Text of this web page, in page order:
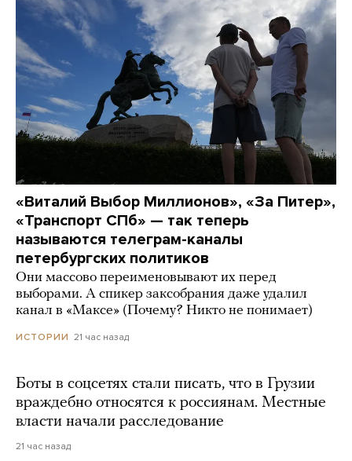
«Виталий Выбор Миллионов», «За Питер»,
«Транспорт СПб» — так теперь
называются телеграм-каналы
петербургских политиков
Они массово переименовывают их перед
выборами. А спикер заксобрания даже удалил
канал в «Максе» (Почему? Никто не понимает)
ИСТОРИИ 21 час назад
Боты в соцсетях стали писать, что в Грузии
враждебно относятся к россиянам. Местные
власти начали расследование
21 час назад